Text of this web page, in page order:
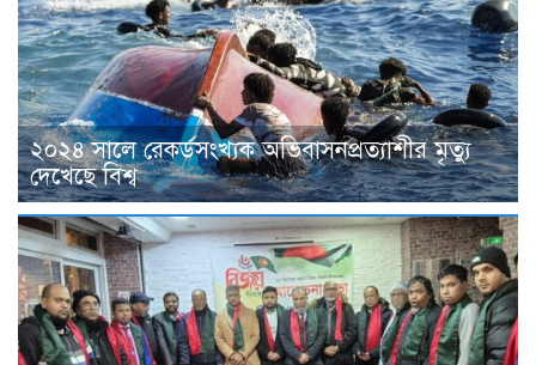
২০২৪ সালে রেকর্ডসংখ্যক অভিবাসনপ্রত্যাশীর মৃত্যু
দেখেছে বিশ্ব